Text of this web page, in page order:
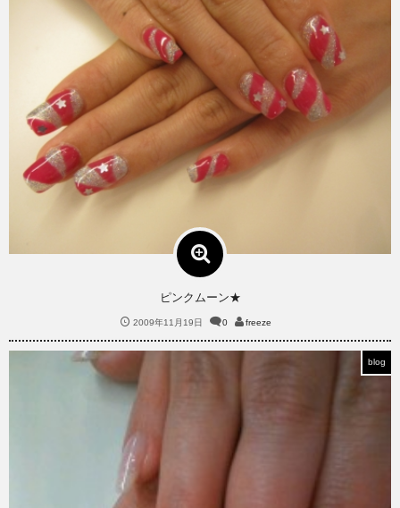
ピンクムーン★
2009年11月19日 0 freeze
blog